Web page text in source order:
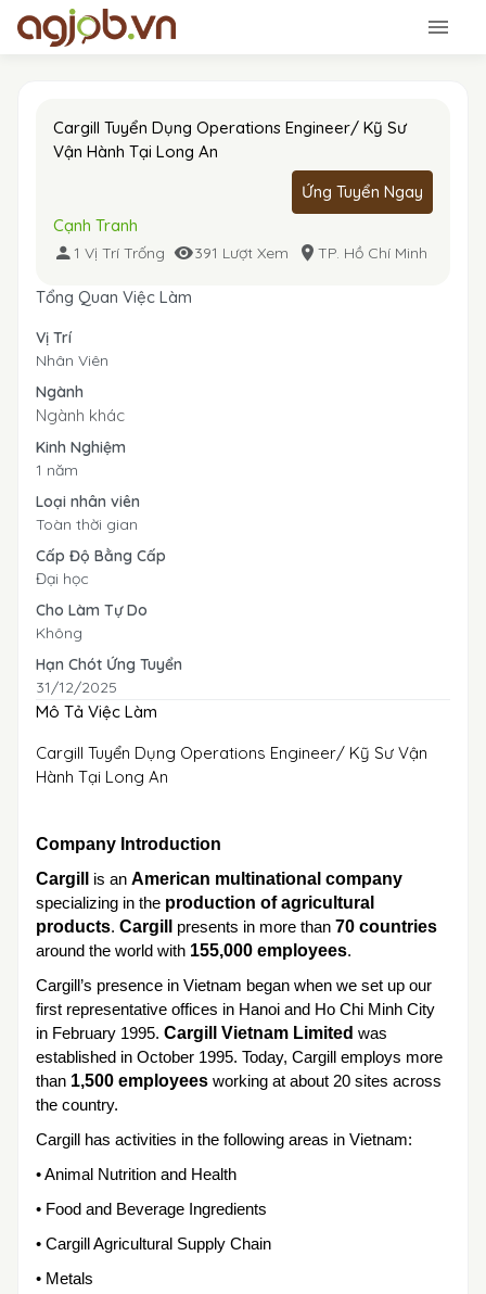
Cargill Tuyển Dụng Operations Engineer/ Kỹ Sư
Vận Hành Tại Long An
Ứng Tuyển Ngay
Cạnh Tranh
1 Vị Trí Trống 391 Lượt Xem TP. Hồ Chí Minh
Tổng Quan Việc Làm
Vị Trí
Nhân Viên
Ngành
Ngành khác
Kinh Nghiệm
1 năm
Loại nhân viên
Toàn thời gian
Cấp Độ Bằng Cấp
Đại học
Cho Làm Tự Do
Không
Hạn Chót Ứng Tuyển
31/12/2025
Mô Tả Việc Làm
Cargill Tuyển Dụng Operations Engineer/ Kỹ Sư Vận
Hành Tại Long An
Company Introduction
Cargill is an American multinational company
specializing in the production of agricultural
products. Cargill presents in more than 70 countries
around the world with 155,000 employees.
Cargill’s presence in Vietnam began when we set up our
first representative offices in Hanoi and Ho Chi Minh City
in February 1995. Cargill Vietnam Limited was
established in October 1995. Today, Cargill employs more
than 1,500 employees working at about 20 sites across
the country.
Cargill has activities in the following areas in Vietnam:
• Animal Nutrition and Health
• Food and Beverage Ingredients
• Cargill Agricultural Supply Chain
• Metals